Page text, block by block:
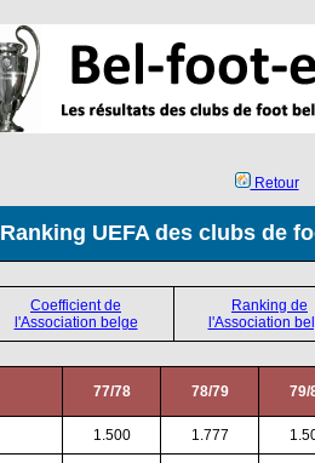
Retour
Ranking UEFA des clubs de
Coefficient de
l'Association belge
Ranking de
l'Association
77/78 78/79 79/
1.500 1.777